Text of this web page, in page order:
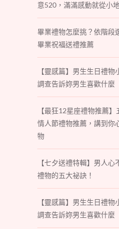
意520，滿滿感動就從小
畢業禮物怎麼挑？依階段
畢業祝福送禮推薦
【靈感篇】男生生日禮
調查告訴妳男生喜歡什麼
【最狂12星座禮物推薦
情人節禮物推薦，講到你
物
【七夕送禮特輯】男人
禮物的五大祕訣！
【靈感篇】男生生日禮
調查告訴妳男生喜歡什麼